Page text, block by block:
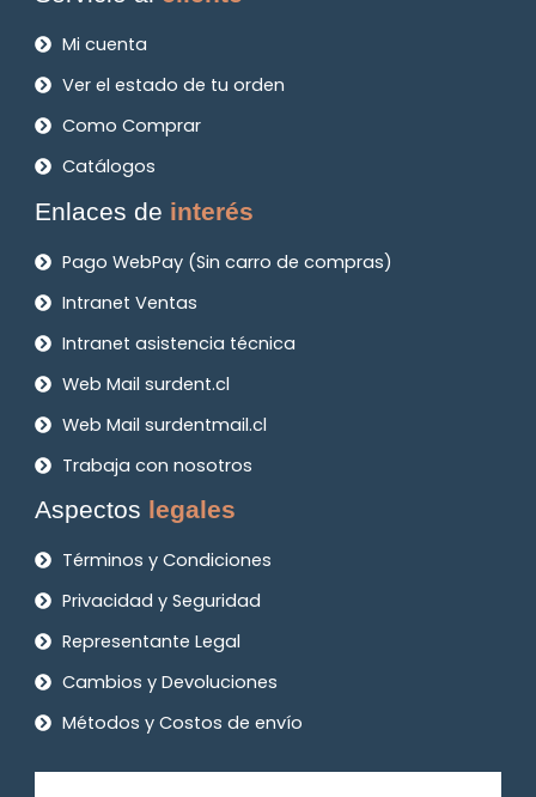
Mi cuenta
Ver el estado de tu orden
Como Comprar
Catálogos
Enlaces de interés
Pago WebPay (Sin carro de compras)
Intranet Ventas
Intranet asistencia técnica
Web Mail surdent.cl
Web Mail surdentmail.cl
Trabaja con nosotros
Aspectos legales
Términos y Condiciones
Privacidad y Seguridad
Representante Legal
Cambios y Devoluciones
Métodos y Costos de envío